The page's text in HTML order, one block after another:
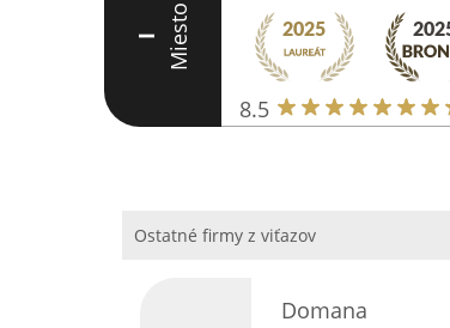
I Miesto
8.5
Ostatné firmy z viťazov
Domana